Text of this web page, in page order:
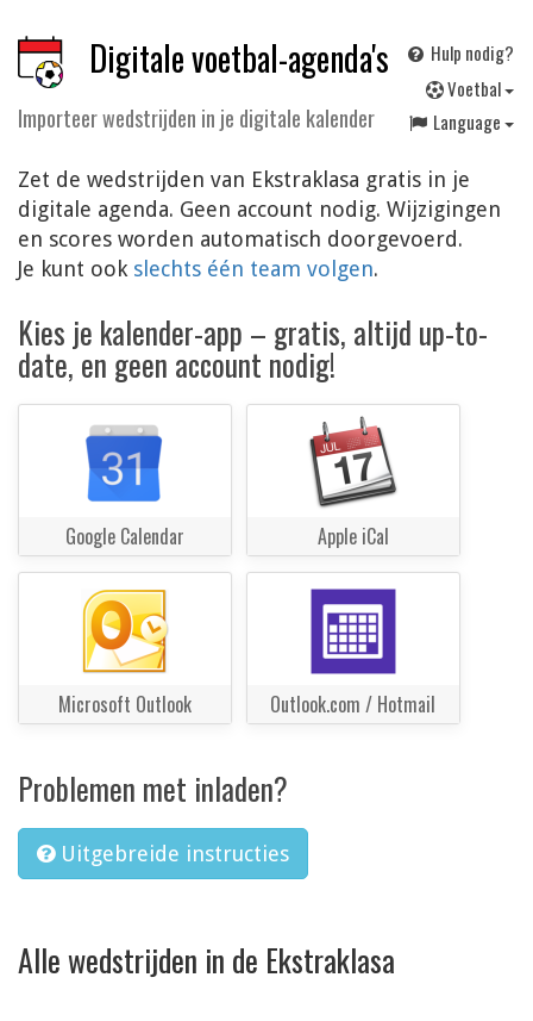
Digitale voetbal-agenda's
Importeer wedstrijden in je digitale kalender
Hulp nodig?
Voetbal
Language
Zet de wedstrijden van Ekstraklasa gratis in je
digitale agenda. Geen account nodig. Wijzigingen
en scores worden automatisch doorgevoerd.
Je kunt ook slechts één team volgen.
Kies je kalender-app – gratis, altijd up-to-
date, en geen account nodig!
Google Calendar Apple iCal
Microsoft Outlook Outlook.com / Hotmail
Problemen met inladen?
Uitgebreide instructies
Alle wedstrijden in de Ekstraklasa